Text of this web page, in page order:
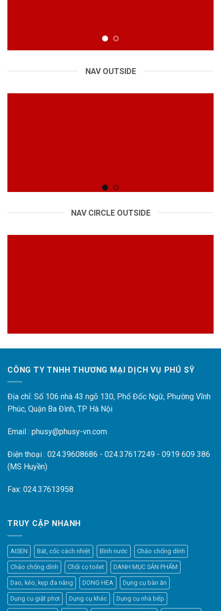
NAV OUTSIDE
NAV CIRCLE OUTSIDE
CÔNG TY TNHH THƯƠNG MẠI DỊCH VỤ PHÚ SỸ
Địa chỉ: Số 106 nhà 43 ngõ 130, Phố Đốc Ngữ, Phường Vĩnh
Phúc, Quận Ba Đình, TP Hà Nội
Email : phusy@phusy-vn.com
Điện thoại : 024.39608686 - 024.37617249 - 0919 609 386
(MS Huyền)
Fax: 024.37613958
TRUY CẬP NHANH
AISEN Bát, cốc cách nhiệt Bình nước Chảo chống dính
Chảo chống dính Chổi cọ toilet DANH MỤC SẢN PHẨM
Dao, kéo, kẹp đa năng DONG HEA Dụng cụ bàn ăn
Dụng cụ giặt phơi Dụng cụ khác Dụng cụ nhà bếp